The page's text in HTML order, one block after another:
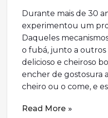
Durante mais de 30
experimentou um
Daqueles
o fubá, junto a
delicioso e cheiroso
encher de gostosura
cheiro ou o come, e
Read More